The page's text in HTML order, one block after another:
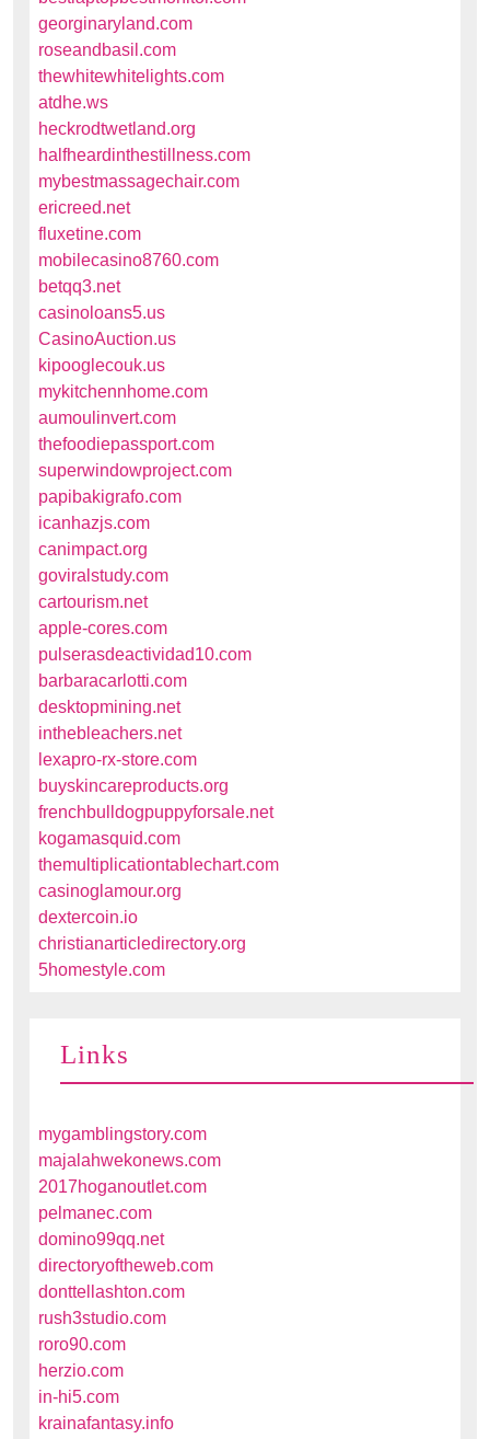
georginaryland.com
roseandbasil.com
thewhitewhitelights.com
atdhe.ws
heckrodtwetland.org
halfheardinthestillness.com
mybestmassagechair.com
ericreed.net
fluxetine.com
mobilecasino8760.com
betqq3.net
casinoloans5.us
CasinoAuction.us
kipooglecouk.us
mykitchennhome.com
aumoulinvert.com
thefoodiepassport.com
superwindowproject.com
papibakigrafo.com
icanhazjs.com
canimpact.org
goviralstudy.com
cartourism.net
apple-cores.com
pulserasdeactividad10.com
barbaracarlotti.com
desktopmining.net
inthebleachers.net
lexapro-rx-store.com
buyskincareproducts.org
frenchbulldogpuppyforsale.net
kogamasquid.com
themultiplicationtablechart.com
casinoglamour.org
dextercoin.io
christianarticledirectory.org
5homestyle.com
Links
mygamblingstory.com
majalahwekonews.com
2017hoganoutlet.com
pelmanec.com
domino99qq.net
directoryoftheweb.com
donttellashton.com
rush3studio.com
roro90.com
herzio.com
in-hi5.com
krainafantasy.info